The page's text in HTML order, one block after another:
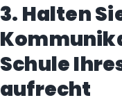
3. Halten
Schule
aufrecht